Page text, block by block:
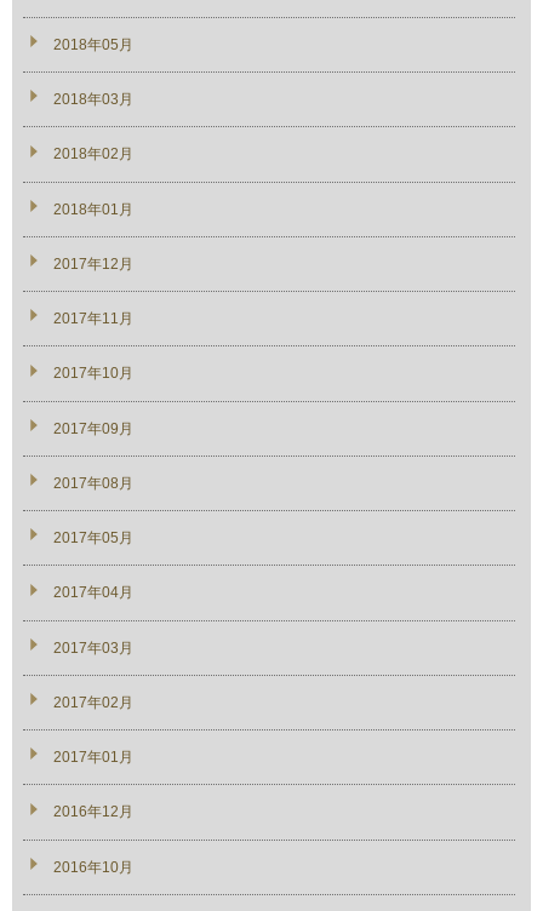
2018年05月
2018年03月
2018年02月
2018年01月
2017年12月
2017年11月
2017年10月
2017年09月
2017年08月
2017年05月
2017年04月
2017年03月
2017年02月
2017年01月
2016年12月
2016年10月